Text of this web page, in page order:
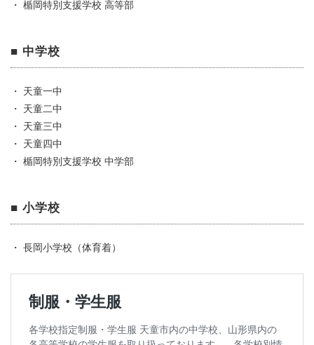
・ 楯岡特別支援学校 高等部
■ 中学校
・ 天童一中
・ 天童二中
・ 天童三中
・ 天童四中
・ 楯岡特別支援学校 中学部
■ 小学校
・ 長岡小学校（体育着）